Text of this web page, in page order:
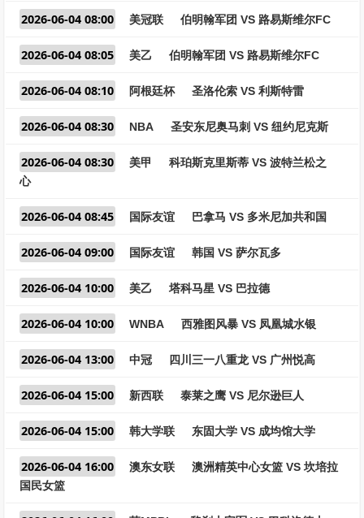
2026-06-04 08:00 美冠联 伯明翰军团 VS 路易斯维尔FC
2026-06-04 08:05 美乙 伯明翰军团 VS 路易斯维尔FC
2026-06-04 08:10 阿根廷杯 圣洛伦索 VS 利斯特雷
2026-06-04 08:30 NBA 圣安东尼奥马刺 VS 纽约尼克斯
2026-06-04 08:30 美甲
科珀斯克里斯蒂 VS 波特兰松之
心
2026-06-04 08:45 国际友谊 巴拿马 VS 多米尼加共和国
2026-06-04 09:00 国际友谊 韩国 VS 萨尔瓦多
2026-06-04 10:00 美乙 塔科马星 VS 巴拉德
2026-06-04 10:00 WNBA 西雅图风暴 VS 凤凰城水银
2026-06-04 13:00 中冠 四川三一八重龙 VS 广州悦高
2026-06-04 15:00 新西联 泰莱之鹰 VS 尼尔逊巨人
2026-06-04 15:00 韩大学联 东固大学 VS 成均馆大学
2026-06-04 16:00 澳东女联
澳洲精英中心女篮 VS 坎培拉
国民女篮